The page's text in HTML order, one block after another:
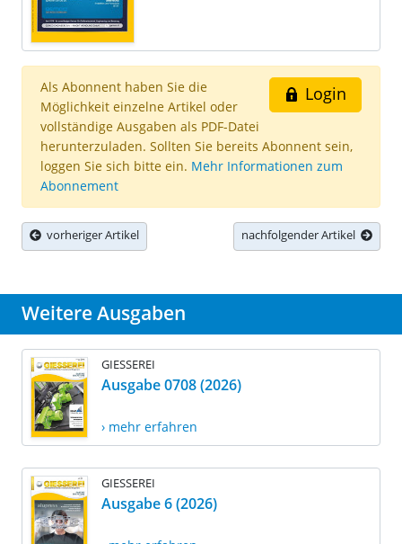
Login
Als Abonnent haben Sie die
Möglichkeit einzelne Artikel oder
vollständige Ausgaben als PDF-Datei
herunterzuladen. Sollten Sie bereits Abonnent sein,
loggen Sie sich bitte ein. Mehr Informationen zum
Abonnement
vorheriger Artikel nachfolgender Artikel
Weitere Ausgaben
GIESSEREI
Ausgabe 0708 (2026)
› mehr erfahren
GIESSEREI
Ausgabe 6 (2026)